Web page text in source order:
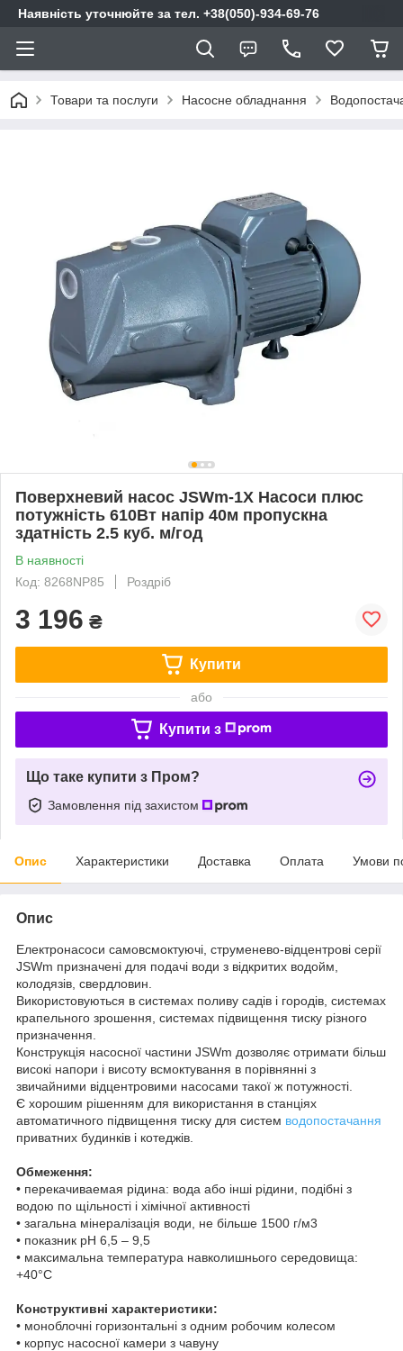
Наявність уточнюйте за тел. +38(050)-934-69-76
Товари та послуги Насосне обладнання
Поверхневий насос JSWm-1X Насоси плюс
потужність 610Вт напір 40м пропускна
здатність 2.5 куб. м/год
В наявності
Код: 8268NP85
Роздріб
3 196 ₴
Купити
або
Купити з
Що таке купити з Пром?
Замовлення під захистом
Опис Характеристики Доставка Оплата Умови
Опис
Електронасоси самовсмоктуючі, струменево-відцентрові серії
JSWm призначені для подачі води з відкритих водойм,
колодязів, свердловин.
Використовуються в системах поливу садів і городів, системах
крапельного зрошення, системах підвищення тиску різного
призначення.
Конструкція насосної частини JSWm дозволяє отримати більш
високі напори і висоту всмоктування в порівнянні з
звичайними відцентровими насосами такої ж потужності.
Є хорошим рішенням для використання в станціях
автоматичного підвищення тиску для систем водопостачання
приватних будинків і котеджів.
Обмеження:
• перекачиваемая рідина: вода або інші рідини, подібні з
водою по щільності і хімічної активності
• загальна мінералізація води, не більше 1500 г/м3
• показник рН 6,5 – 9,5
• максимальна температура навколишнього середовища:
+40°С
Конструктивні характеристики:
• моноблочні горизонтальні з одним робочим колесом
• корпус насосної камери з чавуну